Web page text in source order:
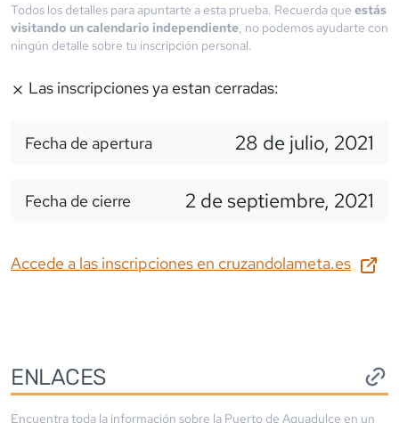
Todos los detalles para apuntarte a esta prueba. Recuerda que estás
visitando un calendario independiente, no podemos ayudarte con
ningún detalle sobre tu inscripción personal.
Las inscripciones ya estan cerradas:
Fecha de apertura 28 de julio, 2021
Fecha de cierre 2 de septiembre, 2021
Accede a las inscripciones en cruzandolameta.es
ENLACES
Encuentra toda la información sobre la Puerto de Aguadulce en un